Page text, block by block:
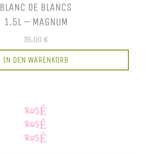
BLANC DE BLANCS
1.5L – MAGNUM
35,00 €
IN DEN WARENKORB
ROSÉ
ROSÉ
ROSÉ